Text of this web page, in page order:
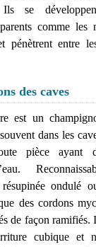
Ils se
comme les
pénètrent entre
des caves
est un
dans les
pièce ayant
ondulé
des cordons
de façon ramifiés.
cubique et